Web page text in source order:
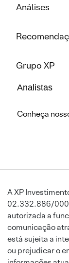
Análises
Grupo XP
Analistas
Conheça
A XP
02.332.886/
autorizada a
comunicação
está sujeita a
ou prejudicar o